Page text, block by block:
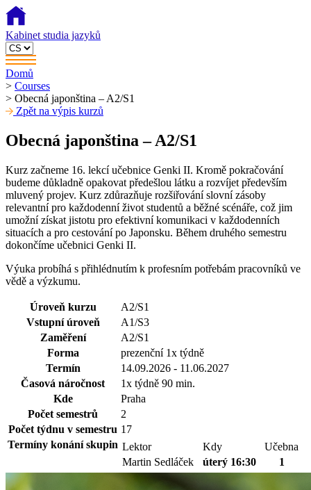
Kabinet studia jazyků
Domů
> Courses
> Obecná japonština – A2/S1
Zpět na výpis kurzů
Obecná japonština – A2/S1
Kurz začneme 16. lekcí učebnice Genki II. Kromě pokračování
budeme důkladně opakovat předešlou látku a rozvíjet především
mluvený projev. Kurz zdůrazňuje rozšiřování slovní zásoby
relevantní pro každodenní život studentů a běžné scénáře, což jim
umožní získat jistotu pro efektivní komunikaci v každodenních
situacích a pro cestování po Japonsku. Během druhého semestru
dokončíme učebnici Genki II.
Výuka probíhá s přihlédnutím k profesním potřebám pracovníků ve
vědě a výzkumu.
Úroveň kurzu
A2/S1
Vstupní úroveň
A1/S3
Zaměření
A2/S1
Forma
prezenční 1x týdně
Termín
14.09.2026 - 11.06.2027
Časová náročnost
1x týdně 90 min.
Kde
Praha
Počet semestrů
2
Počet týdnu v semestru 17
Termíny konání skupin Lektor Kdy
Učebna
Martin Sedláček
úterý 16:30 1